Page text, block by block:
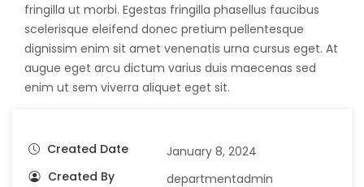
fringilla ut morbi. Egestas fringilla phasellus faucibus
scelerisque eleifend donec pretium pellentesque
dignissim enim sit amet venenatis urna cursus eget. At
augue eget arcu dictum varius duis maecenas sed
enim ut sem viverra aliquet eget sit.
Created Date
January 8, 2024
Created By
departmentadmin